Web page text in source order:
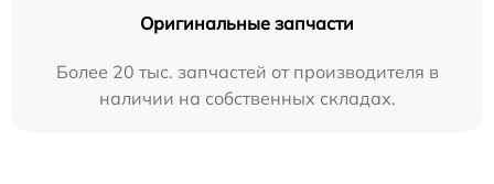
Оригинальные запчасти
Более 20 тыс. запчастей от производителя в
наличии на собственных складах.